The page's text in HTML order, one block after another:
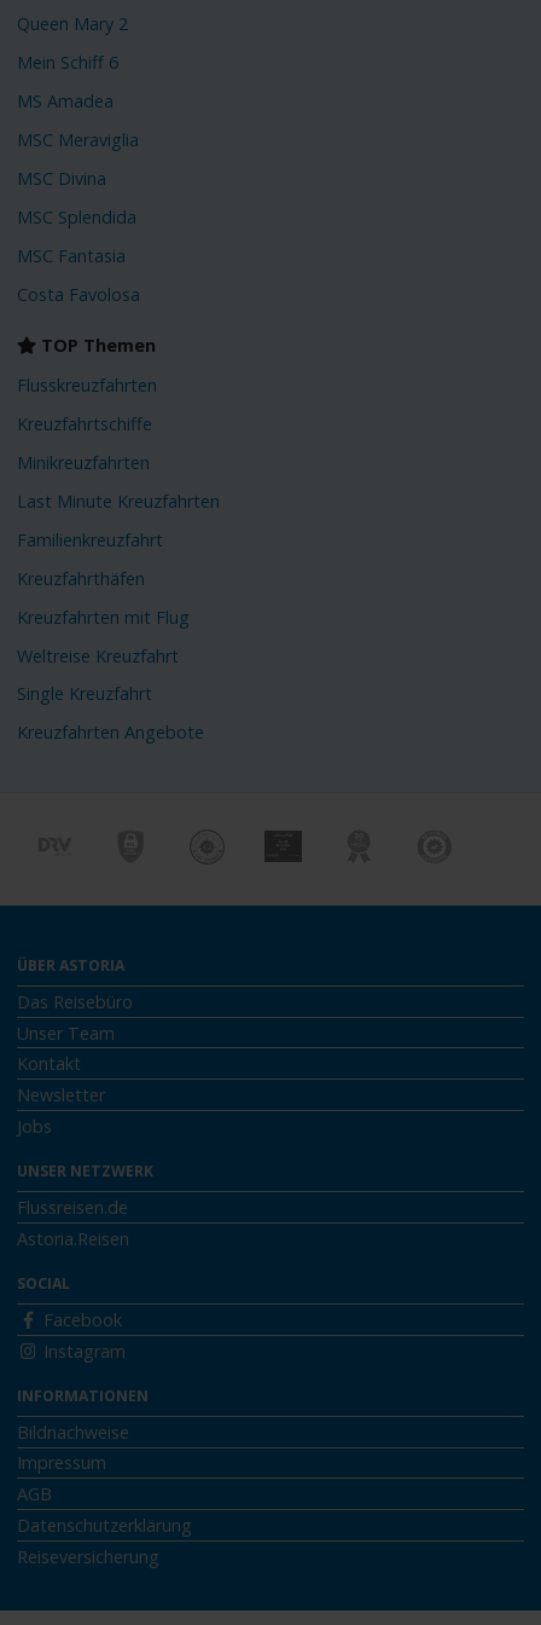
Queen Mary 2
Mein Schiff 6
MS Amadea
MSC Meraviglia
MSC Divina
MSC Splendida
MSC Fantasia
Costa Favolosa
TOP Themen
Flusskreuzfahrten
Kreuzfahrtschiffe
Minikreuzfahrten
Last Minute Kreuzfahrten
Familienkreuzfahrt
Kreuzfahrthäfen
Kreuzfahrten mit Flug
Weltreise Kreuzfahrt
Single Kreuzfahrt
Kreuzfahrten Angebote
ÜBER ASTORIA
Das Reisebüro
Unser Team
Kontakt
Newsletter
Jobs
UNSER NETZWERK
Flussreisen.de
Astoria.Reisen
SOCIAL
Facebook
Instagram
INFORMATIONEN
Bildnachweise
Impressum
AGB
Datenschutzerklärung
Reiseversicherung